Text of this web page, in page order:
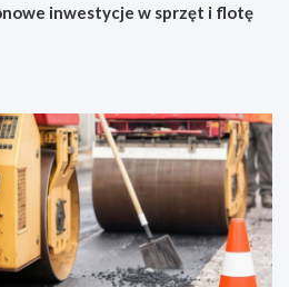
inwestycje w sprzęt i flotę